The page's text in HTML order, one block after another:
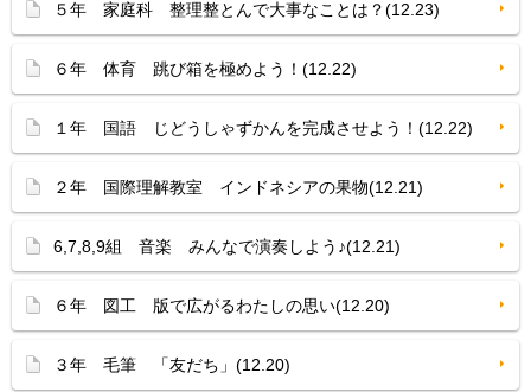
５年 家庭科 整理整とんで大事なことは？(12.23)
６年 体育 跳び箱を極めよう！(12.22)
１年 国語 じどうしゃずかんを完成させよう！(12.22)
２年 国際理解教室 インドネシアの果物(12.21)
6,7,8,9組 音楽 みんなで演奏しよう♪(12.21)
６年 図工 版で広がるわたしの思い(12.20)
３年 毛筆 「友だち」(12.20)